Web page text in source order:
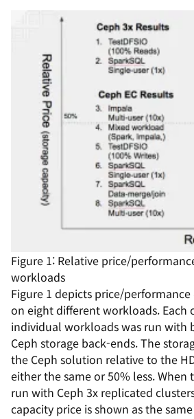
Figure 1: Relative price/
workloads
Figure 1 depicts price/
on eight different workloads. Each
individual workloads was run with
Ceph storage back-ends. The
the Ceph solution relative to the
either the same or 50% less.
run with Ceph 3x replicated
capacity price is shown as the